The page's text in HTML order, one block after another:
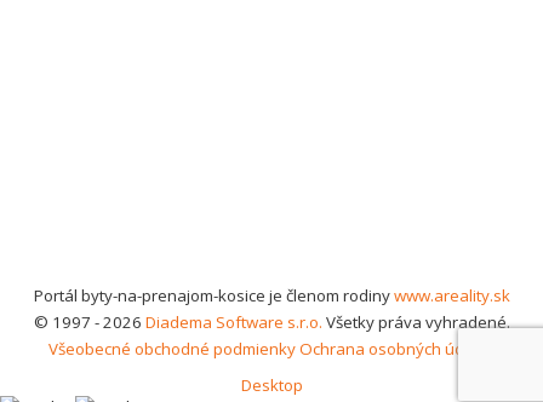
Portál byty-na-prenajom-kosice je členom rodinywww.areality.sk
© 1997 - 2026 Diadema Software s.r.o. Všetky práva vyhradené.
Všeobecné obchodné podmienkyOchrana osobných údajov
Desktop